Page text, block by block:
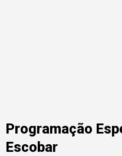
Programação
Escobar